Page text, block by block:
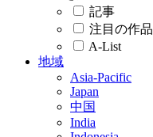
記事
注目の作品
A-List
地域
Asia-Pacific
Japan
中国
India